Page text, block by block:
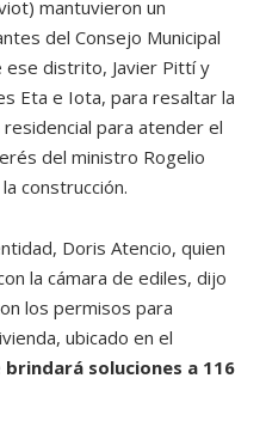
mantuvieron un
del Consejo Municipal
ese distrito, Javier Pittí y
Eta e Iota, para resaltar la
para atender el
del ministro Rogelio
construcción.
Doris Atencio, quien
la cámara de ediles, dijo
los permisos para
ubicado en el
brindará soluciones a 116